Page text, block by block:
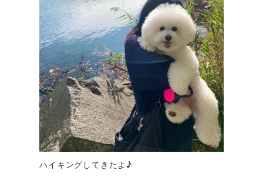
ハイキングしてきたよ♪